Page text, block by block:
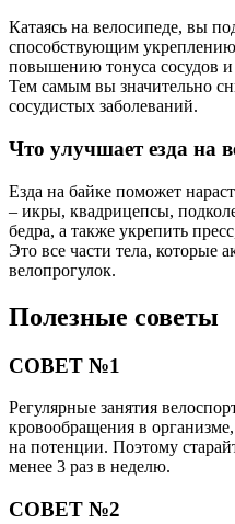
Катаясь на велосипеде, вы
способствующим
повышению тонуса сосудов
Тем самым вы значительно
сосудистых заболеваний.
Что улучшает езда на
Езда на байке поможет
– икры, квадрицепсы,
бедра, а также укрепить
Это все части тела, которые
велопрогулок.
Полезные советы
СОВЕТ №1
Регулярные занятия
кровообращения в
на потенции. Поэтому
менее 3 раз в неделю.
СОВЕТ №2